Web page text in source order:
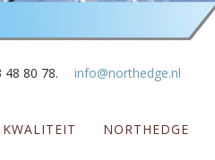
48 80 78. info@northedge.nl
KWALITEIT NORTHEDGE